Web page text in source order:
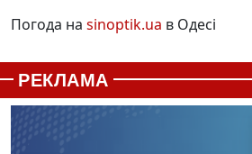
Погода на sinoptik.ua в Одесі
РЕКЛАМА